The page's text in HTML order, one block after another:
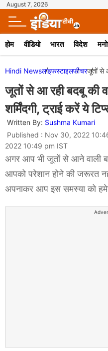
August 7, 2026
होम वीडियो भारत विदेश
Hindi Newsलाइफस्टाइलफीचरजूतों से
जूतों से आ रही बदबू की
शर्मिंदगी, ट्राई करें ये
Written By: Sushma Kumari
Published : Nov 30, 2022
2022 10:49 pm IST
अगर आप भी जूतों से आने वाली
आपको परेशान होने की जरूरत
अपनाकर आप इस समस्या को